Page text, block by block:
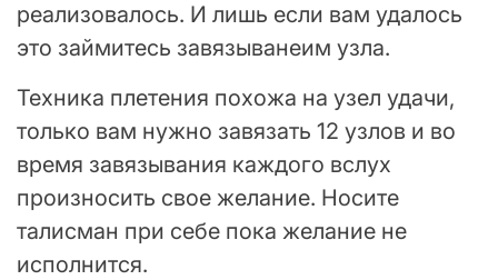
реализовалось. И лишь если вам удалось
это займитесь завязыванеим узла.
Техника плетения похожа на узел удачи,
только вам нужно завязать 12 узлов и во
время завязывания каждого вслух
произносить свое желание. Носите
талисман при себе пока желание не
исполнится.